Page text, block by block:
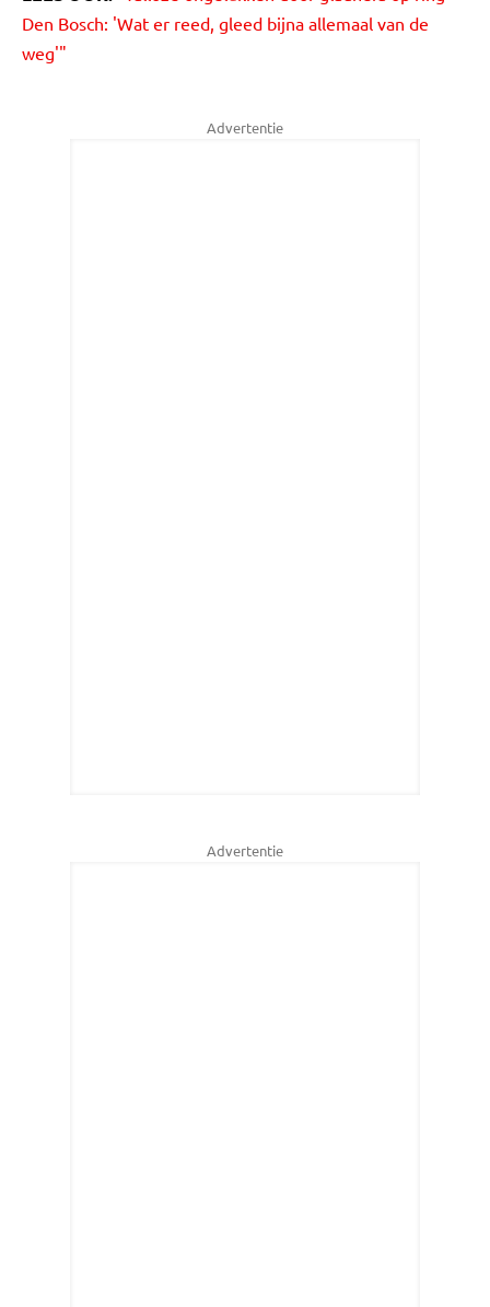
Den Bosch: 'Wat er reed, gleed bijna allemaal van de
weg'"
Advertentie
Advertentie